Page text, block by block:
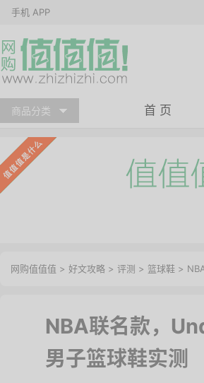
手机 APP
商品分类 首 页
网购值值值 > 好文攻略 > 评测 > 篮球鞋 >
NBA联名款，
男子篮球鞋实测